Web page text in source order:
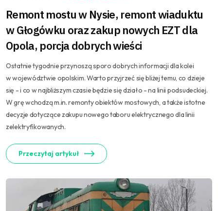
Remont mostu w Nysie, remont wiaduktu
w Głogówku oraz zakup nowych EZT dla
Opola, porcja dobrych wieści
Ostatnie tygodnie przynoszą sporo dobrych informacji dla kolei
w województwie opolskim. Warto przyjrzeć się bliżej temu, co dzieje
się - i co w najbliższym czasie będzie się działo - na linii podsudeckiej.
W grę wchodzą m.in. remonty obiektów mostowych, a także istotne
decyzje dotyczące zakupu nowego taboru elektrycznego dla linii
zelektryfikowanych.
Przeczytaj artykuł